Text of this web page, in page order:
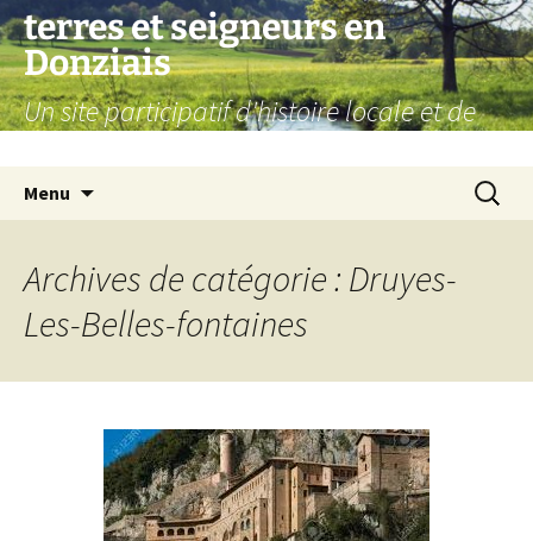
Aller
au
contenu
terres et seigneurs en
Donziais
Un site participatif d'histoire locale et de
Menu
Archives de catégorie : Druyes-
Les-Belles-fontaines